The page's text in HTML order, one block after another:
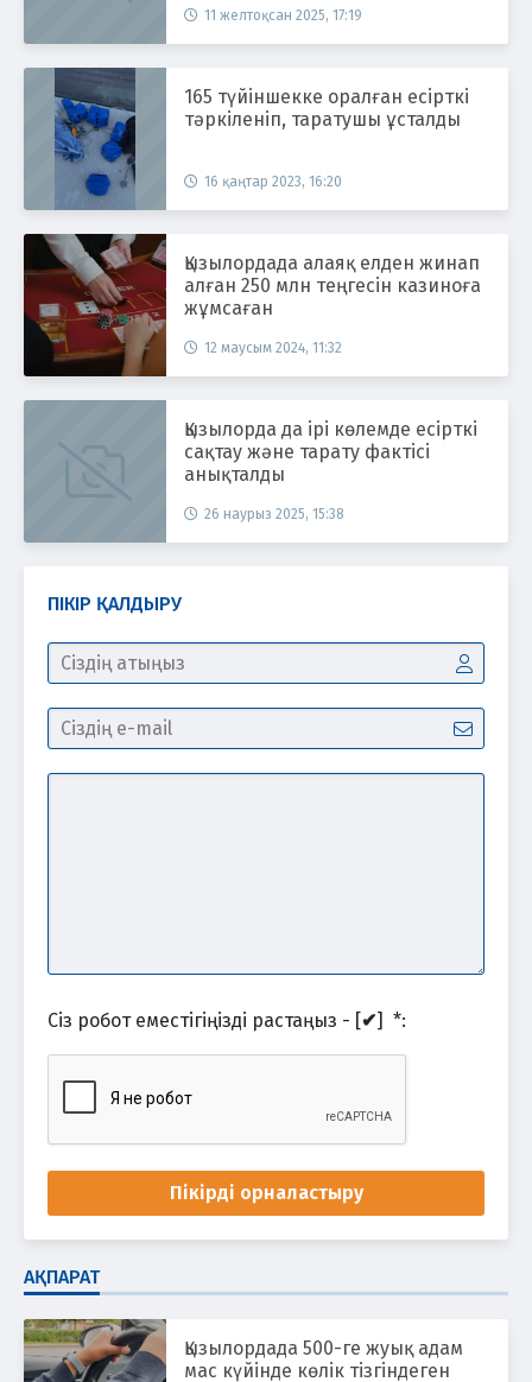
11 желтоқсан 2025, 17:19
165 түйіншекке оралған есірткі
тәркіленіп, таратушы ұсталды
16 қаңтар 2023, 16:20
Қызылордада алаяқ елден жинап
алған 250 млн теңгесін казиноға
жұмсаған
12 маусым 2024, 11:32
Қызылорда да ірі көлемде есірткі
сақтау және тарату фактісі
анықталды
26 наурыз 2025, 15:38
ПІКІР ҚАЛДЫРУ
Сіз робот еместігіңізді растаңыз - [✔] *:
Пікірді орналастыру
АҚПАРАТ
Қызылордада 500-ге жуық адам
мас күйінде көлік тізгіндеген